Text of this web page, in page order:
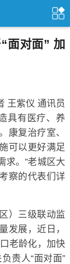
面对面” 加
紫仪 通讯员
具有医疗、养
康复治疗室、
可以更好满足
求。”老城区大
察的代表们详
）三级联动监
发展，近日，
老龄化，加快
责人“面对面”